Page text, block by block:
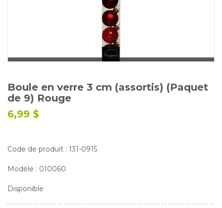
Calendrier horticole
Emplois
Service à la clientèle
Nous joindre
Boule en verre 3 cm (assortis) (Paquet
de 9) Rouge
6,99 $
Code de produit : 131-0915
Modèle : 010060
Disponible